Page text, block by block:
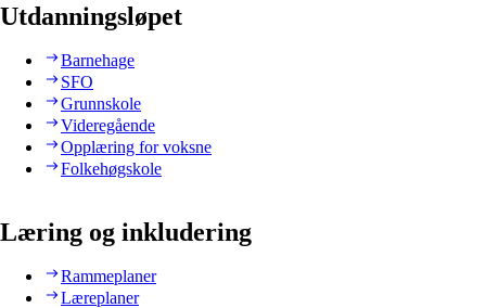
Utdanningsløpet
Barnehage
SFO
Grunnskole
Videregående
Opplæring for voksne
Folkehøgskole
Læring og inkludering
Rammeplaner
Læreplaner